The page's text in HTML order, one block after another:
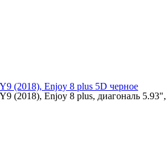
(2018), Enjoy 8 plus 5D черное
(2018), Enjoy 8 plus, диагональ 5.93",